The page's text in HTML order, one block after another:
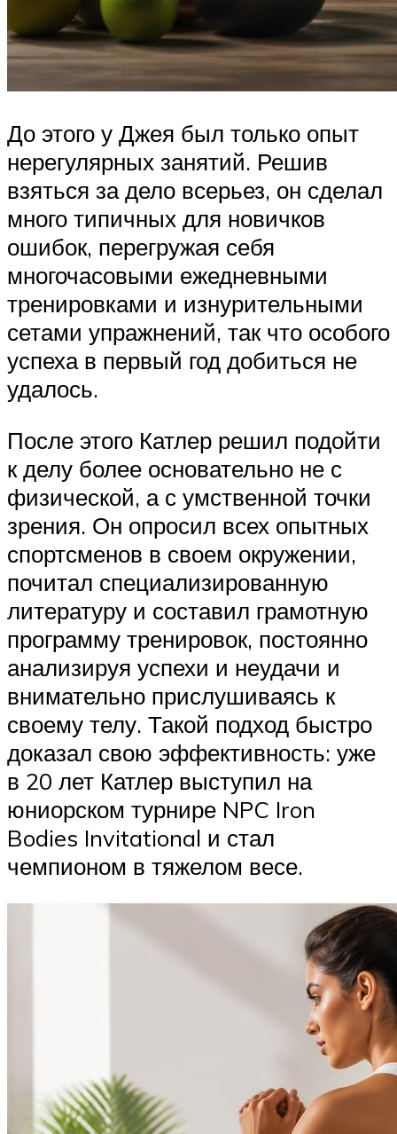
До этого у Джея был только опыт
нерегулярных занятий. Решив
взяться за дело всерьез, он сделал
много типичных для новичков
ошибок, перегружая себя
многочасовыми ежедневными
тренировками и изнурительными
сетами упражнений, так что особого
успеха в первый год добиться не
удалось.
После этого Катлер решил подойти
к делу более основательно не с
физической, а с умственной точки
зрения. Он опросил всех опытных
спортсменов в своем окружении,
почитал специализированную
литературу и составил грамотную
программу тренировок, постоянно
анализируя успехи и неудачи и
внимательно прислушиваясь к
своему телу. Такой подход быстро
доказал свою эффективность: уже
в 20 лет Катлер выступил на
юниорском турнире NPC Iron
Bodies Invitational и стал
чемпионом в тяжелом весе.